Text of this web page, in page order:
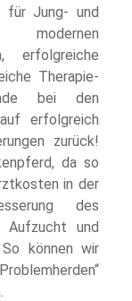
für Jung- und
erfolgreiche
Therapie-
bei den
erfolgreich
zurück!
da so
in der
des
Aufzucht und
können wir